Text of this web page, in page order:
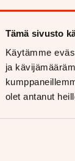
Tämä sivusto
Käytämme
ja
olet antanut